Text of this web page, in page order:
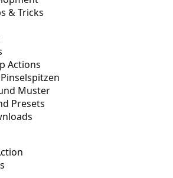
& Tricks
Actions
Muster
Presets